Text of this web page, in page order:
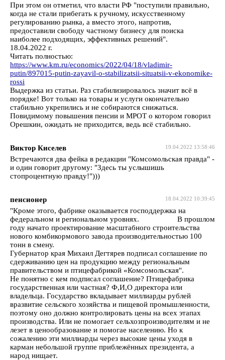
При этом он отметил, что власти РФ "поступили правильно,
когда не стали прибегать к ручному, искусственному
регулированию рынка, а вместо этого, напротив,
предоставили свободу частному бизнесу для поиска
наиболее подходящих, эффективных решений".
18.04.2022 г.
Читать полностью:
https://www.km.ru/economics/2022/04/18/vladimir-
putin/897015-putin-zayavil-o-stabilizatsii-situatsii-v-ekonomike-
rossi
Выдержка из статьи. Раз стабилизировалось значит всё в
порядке! Вот только на товары и услуги окончательно
стабильно укрепились и не собираются снижаться.
Повидимому повышения пенсии и МРОТ о котором говорил
Орешкин, ожидать не приходится, ведь всё стабильно.
19.04.2022 13:58:46
Виктор Киселев
Встречаются два фейка в редакции "Комсомольская правда" -
и один говорит другому: "Здесь ты услышишь
стопроцентную правду!")))
18.04.2022 10:39:45
пенсионер
"Кроме этого, фабрике оказывается господдержка на
федеральном и региональном уровнях. В прошлом
году начато проектирование масштабного строительства
нового комбикормового завода производительностью 100
тонн в смену.
Губернатор края Михаил Дегтярев подписал соглашение по
сдерживанию цен на продукцию между региональным
правительством и птицефабрикой «Комсомольская".
Не понятно с кем подписал соглашение? Птицефабрика
государственная или частная? Ф,И,О директора или
владельца. Государство вкладывает миллиарды рублей
вразвитие сельского хозяйства и пищевой промышленности,
поэтому оно должно контролировать цены на всех этапах
производства. Или не помогает сельхозпроизводителям и не
лезет в ценообразование и помогае населению. Но к
сожалению эти миллиарды через высокие цены уходя в
карман небольшой группе приблежённых президента, а
народ нищает.